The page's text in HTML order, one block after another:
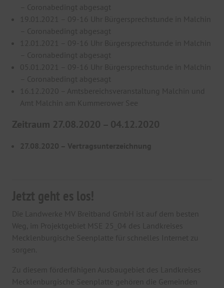
– Coronabedingt abgesagt
19.01.2021 – 09-16 Uhr Bürgersprechstunde in Malchin
– Coronabedingt abgesagt
12.01.2021 – 09-16 Uhr Bürgersprechstunde in Malchin
– Coronabedingt abgesagt
05.01.2021 – 09-16 Uhr Bürgersprechstunde in Malchin
– Coronabedingt abgesagt
16.12.2020 – Amtsbereichsveranstaltung Malchin und
Amt Malchin am Kummerower See
Zeitraum 27.08.2020 – 04.12.2020
27.08.2020 – Vertragsunterzeichnung
Jetzt geht es los!
Die Landwerke MV Breitband GmbH ist auf dem besten
Weg, im Projektgebiet MSE 25_04 des Landkreises
Mecklenburgische Seenplatte für schnelles Internet zu
sorgen.
Zu diesem förderfähigen Ausbaugebiet des Landkreises
Mecklenburgische Seenplatte gehören die Gemeinden